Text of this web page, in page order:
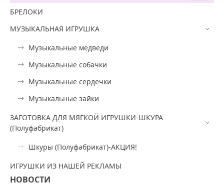
БРЕЛОКИ
МУЗЫКАЛЬНАЯ ИГРУШКА
Музыкальные медведи
Музыкальные собачки
Музыкальные сердечки
Музыкальные зайки
ЗАГОТОВКА ДЛЯ МЯГКОЙ ИГРУШКИ-ШКУРА
(Полуфабрикат)
Шкуры (Полуфабрикат)-АКЦИЯ!
ИГРУШКИ ИЗ НАШЕЙ РЕКЛАМЫ
НОВОСТИ